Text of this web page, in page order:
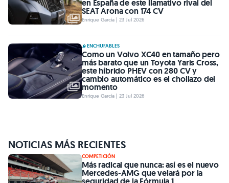
en España de este llamativo rival del
SEAT Arona con 174 CV
Enrique García | 23 Jul 2026
ENCHUFABLES
Como un Volvo XC40 en tamaño pero
más barato que un Toyota Yaris Cross,
este híbrido PHEV con 280 CV y
cambio automático es el chollazo del
momento
Enrique García | 23 Jul 2026
NOTICIAS MÁS RECIENTES
COMPETICIÓN
Más radical que nunca: así es el nuevo
Mercedes-AMG que velará por la